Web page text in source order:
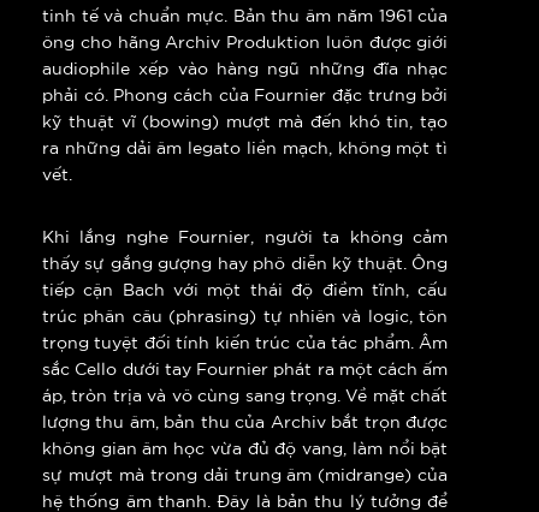
tinh tế và chuẩn mực. Bản thu âm năm 1961 của
ông cho hãng Archiv Produktion luôn được giới
audiophile xếp vào hàng ngũ những đĩa nhạc
phải có. Phong cách của Fournier đặc trưng bởi
kỹ thuật vĩ (bowing) mượt mà đến khó tin, tạo
ra những dải âm legato liền mạch, không một tì
vết.
Khi lắng nghe Fournier, người ta không cảm
thấy sự gắng gượng hay phô diễn kỹ thuật. Ông
tiếp cận Bach với một thái độ điềm tĩnh, cấu
trúc phân câu (phrasing) tự nhiên và logic, tôn
trọng tuyệt đối tính kiến trúc của tác phẩm. Âm
sắc Cello dưới tay Fournier phát ra một cách ấm
áp, tròn trịa và vô cùng sang trọng. Về mặt chất
lượng thu âm, bản thu của Archiv bắt trọn được
không gian âm học vừa đủ độ vang, làm nổi bật
sự mượt mà trong dải trung âm (midrange) của
hệ thống âm thanh. Đây là bản thu lý tưởng để